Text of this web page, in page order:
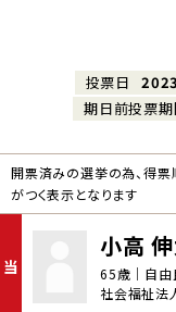
投票日
期日前投票期
開票済みの選挙の為、得
がつく表示となります
当
小高
65歳｜自由
社会福祉法